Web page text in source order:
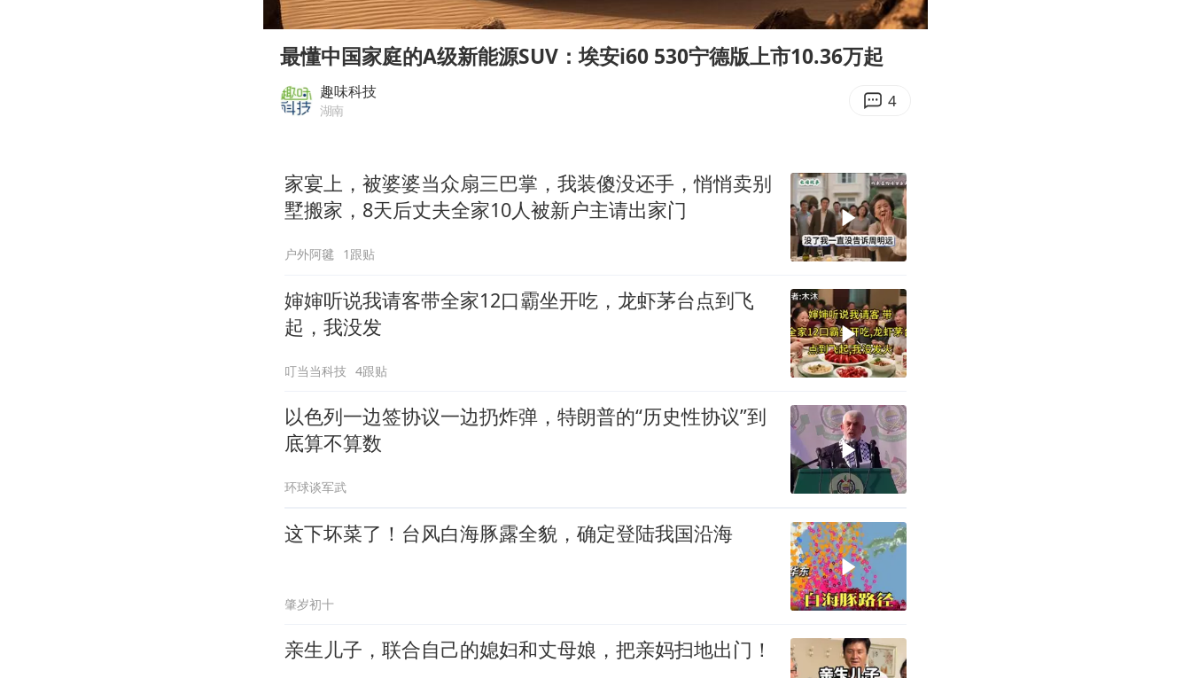
包文婧：二胎很难一碗水端平
香港宏福苑火灾或由烟头引起
郑丽文：台湾从来没有“独立”过
网传《披荆斩棘2026》名单
Play
00:00 02:03
Enter
最懂中国家庭的A级新能源SUV：埃安i60 530宁德版上市10.36万起
趣味科技
湖南 4
家宴上，被婆婆当众扇三巴掌，我装傻没还手，悄悄卖别
墅搬家，8天后丈夫全家10人被新户主请出家门
户外阿毽 1跟贴
婶婶听说我请客带全家12口霸坐开吃，龙虾茅台点到飞
起，我没发
叮当当科技 4跟贴
以色列一边签协议一边扔炸弹，特朗普的“历史性协议”到
底算不算数
环球谈军武
这下坏菜了！台风白海豚露全貌，确定登陆我国沿海
肇岁初十
亲生儿子，联合自己的媳妇和丈母娘，把亲妈扫地出门！